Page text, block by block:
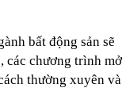
bất động sản sẽ
các chương trình mở
thường xuyên và